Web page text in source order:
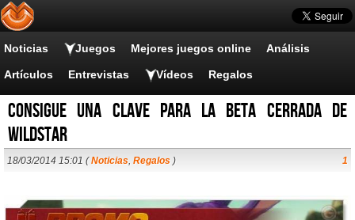
Noticias Juegos Mejores juegos online Análisis
Artículos Entrevistas Vídeos Regalos
Consigue una clave para la beta cerrada de
Wildstar
18/03/2014 15:01 (Noticias, Regalos ) 1